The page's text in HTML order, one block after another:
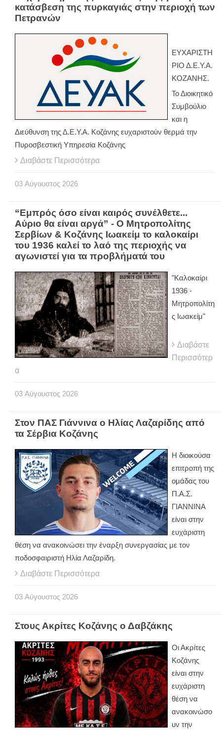
κατάσβεση της πυρκαγιάς στην περιοχή των
Πετρανών
ΕΥΧΑΡΙΣΤΗ
ΡΙΟ Δ.Ε.Υ.Α.
ΚΟΖΑΝΗΣ.
Το Διοικητικό
Συμβούλιο
και η
Διεύθυνση της Δ.Ε.Υ.Α. Κοζάνης ευχαριστούν θερμά την
Πυροσβεστική Υπηρεσία Κοζάνης
Διαβάστε Περισσότερα
03 Αύγουστος 2026
“Εμπρός όσο είναι καιρός συνέλθετε...
Αύριο θα είναι αργά” - Ο Μητροπολίτης
Σερβίων & Κοζάνης Ιωακείμ το καλοκαίρι
του 1936 καλεί το λαό της περιοχής να
αγωνιστεί για τα προβλήματά του
"Καλοκαίρι
1936 -
Μητροπολίτη
ς Ιωακείμ"
Διαβάστε
Περισσότερ
α
03 Αύγουστος 2026
Στον ΠΑΣ Γιάννινα ο Ηλίας Λαζαρίδης από
τα Σέρβια Κοζάνης
Η διοικούσα
επιτροπή της
ομάδας του
Π.Α.Σ.
ΓΙΑΝΝΙΝΑ
είναι στην
ευχάριστη
θέση να ανακοινώσει την έναρξη συνεργασίας με τον
ποδοσφαιριστή Ηλία Λαζαρίδη.
Διαβάστε Περισσότερα
03 Αύγουστος 2026
Στους Ακρίτες Κοζάνης ο Δαβζάκης
Οι Ακρίτες
Κοζάνης
είναι στην
ευχάριστη
θέση να
ανακοινώσο
υν την